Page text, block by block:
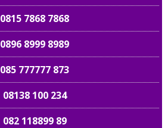
0815 7868 7868
0896 8999 8989
085 777777 873
08138 100 234
082 118899 89